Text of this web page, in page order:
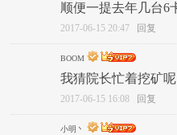
顺便一提去年几台6
2017-06-15 20:47 回复
BOOM
我猜院长忙着挖矿呢
2017-06-15 16:08 回复
小明丶